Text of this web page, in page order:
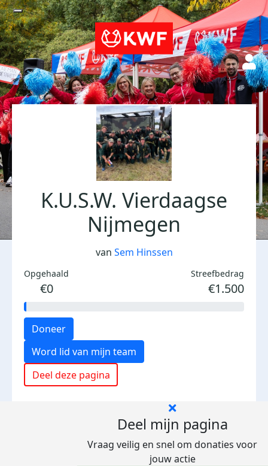
K.U.S.W. Vierdaagse
Nijmegen
van Sem Hinssen
Opgehaald
€0
Streefbedrag
€1.500
Doneer
Word lid van mijn team
Deel deze pagina
Deel mijn pagina
Vraag veilig en snel om donaties voor
jouw actie